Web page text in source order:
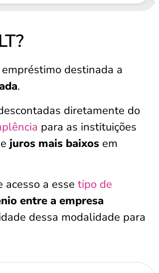
destinada a
.
diretamente do
para as instituições
juros mais baixos em
a esse tipo de
entre a empresa
dessa modalidade para